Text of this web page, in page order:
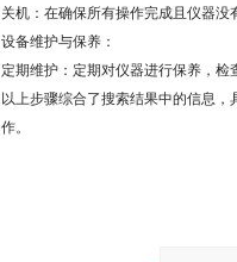
关机：在确保所有操作完成且仪器
设备维护与保养：
定期维护：定期对仪器进行保养，
以上步骤综合了搜索结果中的信息
作。